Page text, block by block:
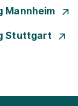
Mannheim
Stuttgart